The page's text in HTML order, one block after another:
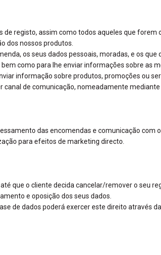
registo, assim como todos aqueles que
dos nossos produtos.
os seus dados pessoais, moradas, e os
como para lhe enviar informações sobre as
informação sobre produtos, promoções ou
de comunicação, nomeadamente mediante
das encomendas e comunicação
para efeitos de marketing directo.
que o cliente decida cancelar/remover o seu
e oposição dos seus dados.
de dados poderá exercer este direito através